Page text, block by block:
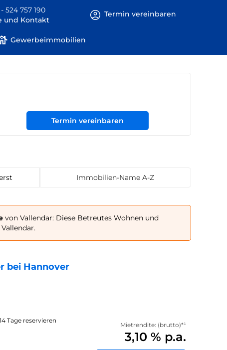
524 757 190
und Kontakt
Termin vereinbaren
Gewerbeimmobilien
Termin vereinbaren
Immobilien-Name A-Z
von Vallendar: Diese Betreutes Wohnen und
bei Hannover
Tage reservieren
Mietrendite: (brutto)*¹
3,10 % p.a.